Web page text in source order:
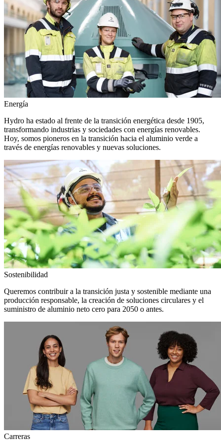
Energía
Hydro ha estado al frente de la transición energética desde 1905,
transformando industrias y sociedades con energías renovables.
Hoy, somos pioneros en la transición hacia el aluminio verde a
través de energías renovables y nuevas soluciones.
Sostenibilidad
Queremos contribuir a la transición justa y sostenible mediante una
producción responsable, la creación de soluciones circulares y el
suministro de aluminio neto cero para 2050 o antes.
Carreras